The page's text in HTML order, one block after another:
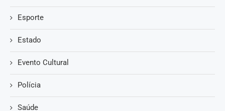
Esporte
Estado
Evento Cultural
Polícia
Saúde